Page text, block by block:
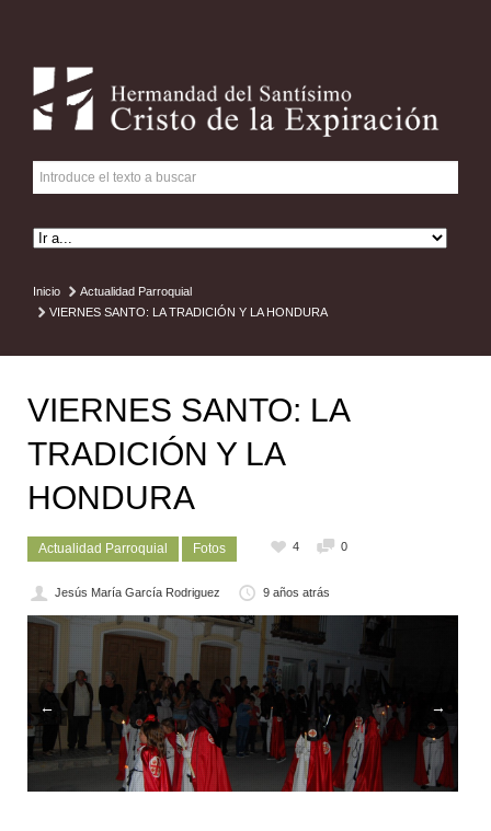
Inicio
Actualidad Parroquial
VIERNES SANTO: LA TRADICIÓN Y LA HONDURA
VIERNES SANTO: LA
TRADICIÓN Y LA
HONDURA
Actualidad Parroquial Fotos 4 0
Jesús María García Rodriguez 9 años atrás
← →